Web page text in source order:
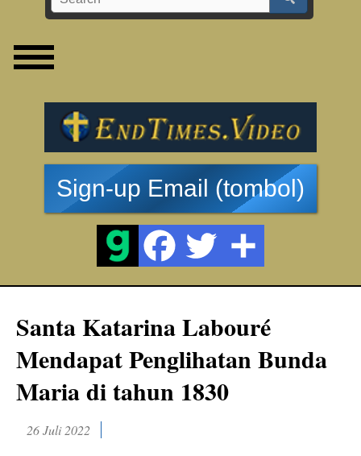
Sign-up Email (tombol)
Santa Katarina Labouré
Mendapat Penglihatan Bunda
Maria di tahun 1830
26 Juli 2022